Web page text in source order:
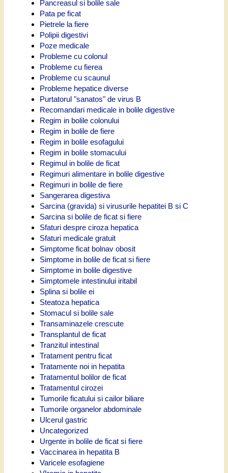
Pancreasul si bolile sale
Pata pe ficat
Pietrele la fiere
Polipii digestivi
Poze medicale
Probleme cu colonul
Probleme cu fierea
Probleme cu scaunul
Probleme hepatice diverse
Purtatorul "sanatos" de virus B
Recomandari medicale in bolile digestive
Regim in bolile colonului
Regim in bolile de fiere
Regim in bolile esofagului
Regim in bolile stomacului
Regimul in bolile de ficat
Regimuri alimentare in bolile digestive
Regimuri in bolile de fiere
Sangerarea digestiva
Sarcina (gravida) si virusurile hepatitei B si C
Sarcina si bolile de ficat si fiere
Sfaturi despre ciroza hepatica
Sfaturi medicale gratuit
Simptome ficat bolnav obosit
Simptome in bolile de ficat si fiere
Simptome in bolile digestive
Simptomele intestinului iritabil
Splina si bolile ei
Steatoza hepatica
Stomacul si bolile sale
Transaminazele crescute
Transplantul de ficat
Tranzitul intestinal
Tratament pentru ficat
Tratamente noi in hepatita
Tratamentul bolilor de ficat
Tratamentul cirozei
Tumorile ficatului si cailor biliare
Tumorile organelor abdominale
Ulcerul gastric
Uncategorized
Urgente in bolile de ficat si fiere
Vaccinarea in hepatita B
Varicele esofagiene